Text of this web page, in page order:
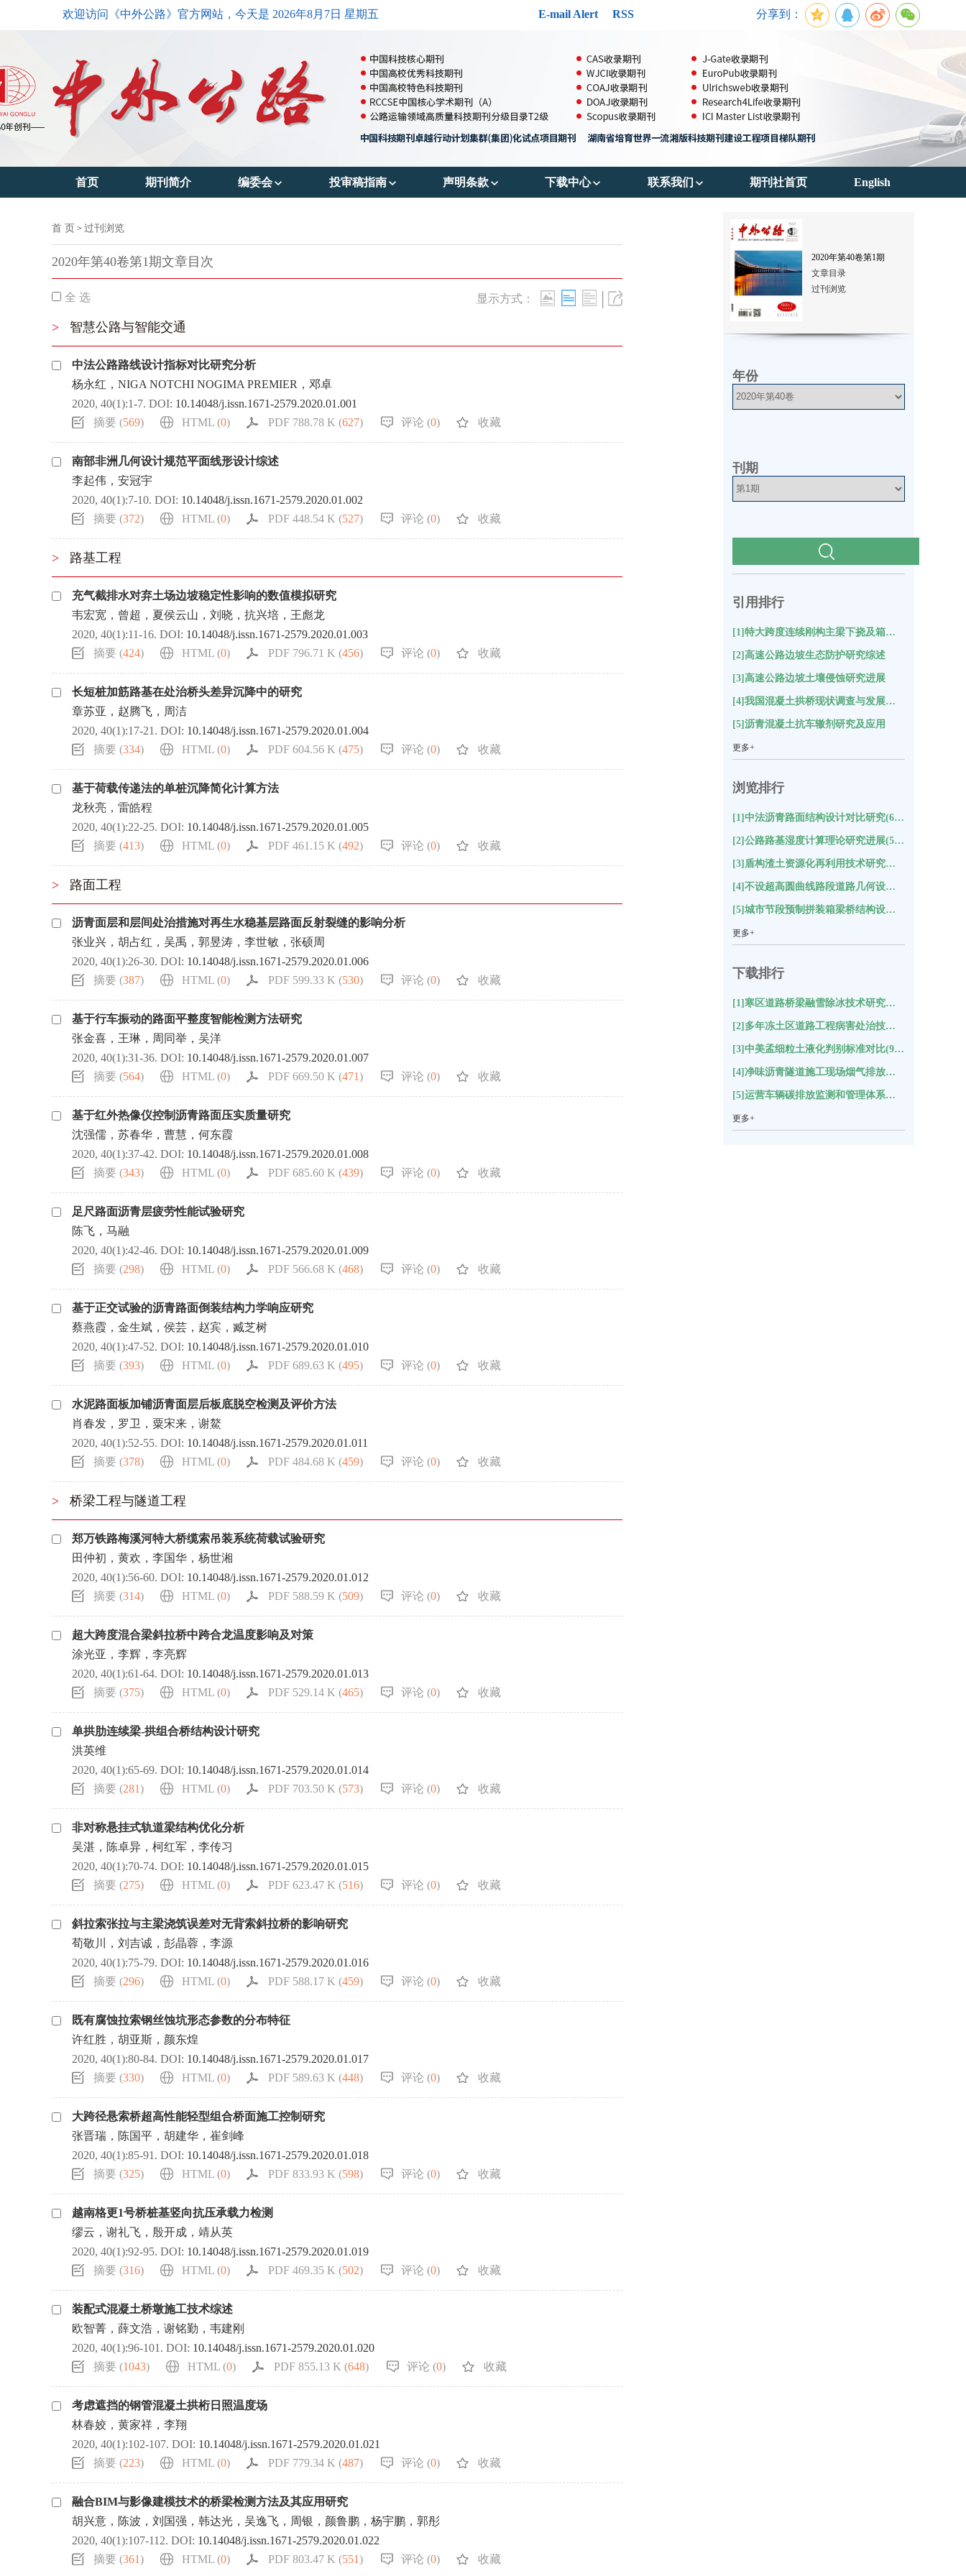
欢迎访问《中外公路》官方网站，今天是 2026年8月7日 星期五 分享到：
E-mail Alert RSS
首页 期刊简介 编委会
编委会主任
投审稿指南
投稿须知
声明条款
OA政策
数据共享政策
下载中心
参考文献格式
作者声明表
联系我们 期刊社首页 English
首 页 > 过刊浏览
2020年第40卷第1期文章目次
全 选 显示方式： |
> 智慧公路与智能交通
中法公路路线设计指标对比研究分析
杨永红，NIGA NOTCHI NOGIMA PREMIER，邓卓
2020, 40(1):1-7. DOI: 10.14048/j.issn.1671-2579.2020.01.001
摘要 (569) HTML (0) PDF 788.78 K (627) 评论 (0) 收藏
南部非洲几何设计规范平面线形设计综述
李起伟，安冠宇
2020, 40(1):7-10. DOI: 10.14048/j.issn.1671-2579.2020.01.002
摘要 (372) HTML (0) PDF 448.54 K (527) 评论 (0) 收藏
> 路基工程
充气截排水对弃土场边坡稳定性影响的数值模拟研究
韦宏宽，曾超，夏侯云山，刘晓，抗兴培，王彪龙
2020, 40(1):11-16. DOI: 10.14048/j.issn.1671-2579.2020.01.003
摘要 (424) HTML (0) PDF 796.71 K (456) 评论 (0) 收藏
长短桩加筋路基在处治桥头差异沉降中的研究
章苏亚，赵腾飞，周洁
2020, 40(1):17-21. DOI: 10.14048/j.issn.1671-2579.2020.01.004
摘要 (334) HTML (0) PDF 604.56 K (475) 评论 (0) 收藏
基于荷载传递法的单桩沉降简化计算方法
龙秋亮，雷皓程
2020, 40(1):22-25. DOI: 10.14048/j.issn.1671-2579.2020.01.005
摘要 (413) HTML (0) PDF 461.15 K (492) 评论 (0) 收藏
> 路面工程
沥青面层和层间处治措施对再生水稳基层路面反射裂缝的影响分析
张业兴，胡占红，吴禹，郭昱涛，李世敏，张硕周
2020, 40(1):26-30. DOI: 10.14048/j.issn.1671-2579.2020.01.006
摘要 (387) HTML (0) PDF 599.33 K (530) 评论 (0) 收藏
基于行车振动的路面平整度智能检测方法研究
张金喜，王琳，周同举，吴洋
2020, 40(1):31-36. DOI: 10.14048/j.issn.1671-2579.2020.01.007
摘要 (564) HTML (0) PDF 669.50 K (471) 评论 (0) 收藏
基于红外热像仪控制沥青路面压实质量研究
沈强儒，苏春华，曹慧，何东霞
2020, 40(1):37-42. DOI: 10.14048/j.issn.1671-2579.2020.01.008
摘要 (343) HTML (0) PDF 685.60 K (439) 评论 (0) 收藏
足尺路面沥青层疲劳性能试验研究
陈飞，马融
2020, 40(1):42-46. DOI: 10.14048/j.issn.1671-2579.2020.01.009
摘要 (298) HTML (0) PDF 566.68 K (468) 评论 (0) 收藏
基于正交试验的沥青路面倒装结构力学响应研究
蔡燕霞，金生斌，侯芸，赵宾，臧芝树
2020, 40(1):47-52. DOI: 10.14048/j.issn.1671-2579.2020.01.010
摘要 (393) HTML (0) PDF 689.63 K (495) 评论 (0) 收藏
水泥路面板加铺沥青面层后板底脱空检测及评价方法
肖春发，罗卫，粟宋来，谢鰲
2020, 40(1):52-55. DOI: 10.14048/j.issn.1671-2579.2020.01.011
摘要 (378) HTML (0) PDF 484.68 K (459) 评论 (0) 收藏
> 桥梁工程与隧道工程
郑万铁路梅溪河特大桥缆索吊装系统荷载试验研究
田仲初，黄欢，李国华，杨世湘
2020, 40(1):56-60. DOI: 10.14048/j.issn.1671-2579.2020.01.012
摘要 (314) HTML (0) PDF 588.59 K (509) 评论 (0) 收藏
超大跨度混合梁斜拉桥中跨合龙温度影响及对策
涂光亚，李辉，李亮辉
2020, 40(1):61-64. DOI: 10.14048/j.issn.1671-2579.2020.01.013
摘要 (375) HTML (0) PDF 529.14 K (465) 评论 (0) 收藏
单拱肋连续梁-拱组合桥结构设计研究
洪英维
2020, 40(1):65-69. DOI: 10.14048/j.issn.1671-2579.2020.01.014
摘要 (281) HTML (0) PDF 703.50 K (573) 评论 (0) 收藏
非对称悬挂式轨道梁结构优化分析
吴湛，陈卓异，柯红军，李传习
2020, 40(1):70-74. DOI: 10.14048/j.issn.1671-2579.2020.01.015
摘要 (275) HTML (0) PDF 623.47 K (516) 评论 (0) 收藏
斜拉索张拉与主梁浇筑误差对无背索斜拉桥的影响研究
荀敬川，刘吉诚，彭晶蓉，李源
2020, 40(1):75-79. DOI: 10.14048/j.issn.1671-2579.2020.01.016
摘要 (296) HTML (0) PDF 588.17 K (459) 评论 (0) 收藏
既有腐蚀拉索钢丝蚀坑形态参数的分布特征
许红胜，胡亚斯，颜东煌
2020, 40(1):80-84. DOI: 10.14048/j.issn.1671-2579.2020.01.017
摘要 (330) HTML (0) PDF 589.63 K (448) 评论 (0) 收藏
大跨径悬索桥超高性能轻型组合桥面施工控制研究
张晋瑞，陈国平，胡建华，崔剑峰
2020, 40(1):85-91. DOI: 10.14048/j.issn.1671-2579.2020.01.018
摘要 (325) HTML (0) PDF 833.93 K (598) 评论 (0) 收藏
越南格更1号桥桩基竖向抗压承载力检测
缪云，谢礼飞，殷开成，靖从英
2020, 40(1):92-95. DOI: 10.14048/j.issn.1671-2579.2020.01.019
摘要 (316) HTML (0) PDF 469.35 K (502) 评论 (0) 收藏
装配式混凝土桥墩施工技术综述
欧智菁，薛文浩，谢铭勤，韦建刚
2020, 40(1):96-101. DOI: 10.14048/j.issn.1671-2579.2020.01.020
摘要 (1043) HTML (0) PDF 855.13 K (648) 评论 (0) 收藏
考虑遮挡的钢管混凝土拱桁日照温度场
林春姣，黄家祥，李翔
2020, 40(1):102-107. DOI: 10.14048/j.issn.1671-2579.2020.01.021
摘要 (223) HTML (0) PDF 779.34 K (487) 评论 (0) 收藏
融合BIM与影像建模技术的桥梁检测方法及其应用研究
胡兴意，陈波，刘国强，韩达光，吴逸飞，周银，颜鲁鹏，杨宇鹏，郭彤
2020, 40(1):107-112. DOI: 10.14048/j.issn.1671-2579.2020.01.022
摘要 (361) HTML (0) PDF 803.47 K (551) 评论 (0) 收藏
2020年第40卷第1期
文章目录
过刊浏览
年份
刊期
引用排行
[1]特大跨度连续刚构主梁下挠及箱梁裂缝成因分析
[2]高速公路边坡生态防护研究综述
[3]高速公路边坡土壤侵蚀研究进展
[4]我国混凝土拱桥现状调查与发展方向分析
[5]沥青混凝土抗车辙剂研究及应用
更多+
浏览排行
[1]中法沥青路面结构设计对比研究(6319)
[2]公路路基湿度计算理论研究进展(5838)
[3]盾构渣土资源化再利用技术研究综述(5788)
[4]不设超高圆曲线路段道路几何设计探讨(4989)
[5]城市节段预制拼装箱梁桥结构设计的技术特点与创新(4544)
更多+
下载排行
[1]寒区道路桥梁融雪除冰技术研究综述(9416)
[2]多年冻土区道路工程病害处治技术研究进展与展望(9366)
[3]中美孟细粒土液化判别标准对比(9356)
[4]净味沥青隧道施工现场烟气排放及环境影响评估(9235)
[5]运营车辆碳排放监测和管理体系构建(9209)
更多+